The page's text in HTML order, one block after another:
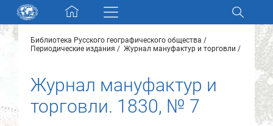
Skip navigation
Разделы и коллекции
Электронный каталог
Новости
Библиотека Русского географического общества
Периодические издания
Журнал мануфактур и торговли
Журнал мануфактур и
торговли. 1830, № 7